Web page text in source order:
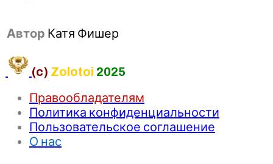
Автор Катя Фишер
(c) Zolotoi 2025
Правообладателям
Политика конфиденциальности
Пользовательское соглашение
О нас